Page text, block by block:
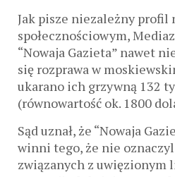
Jak pisze niezależny profil
społecznościowym,
“Nowaja Gazieta” nawet
się rozprawa w
ukarano ich grzywną 132
(równowartość ok. 1800
Sąd uznał, że “Nowaja
winni tego, że nie
związanych z uwięzionym